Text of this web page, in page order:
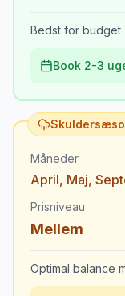
Bedst for
Book 2-3
Måneder
April, Maj,
Prisniveau
Mellem
Optimal balance